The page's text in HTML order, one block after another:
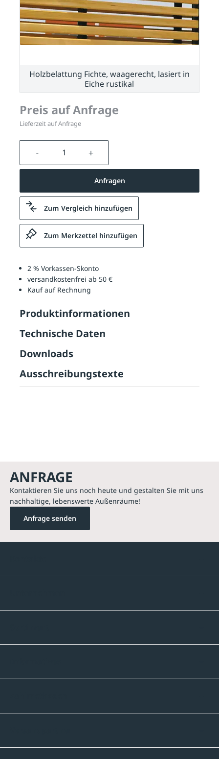
Preis auf Anfrage
Lieferzeit auf Anfrage
Produkt Anzahl: Gib den
Anfragen
Zum Vergleich hinzufügen
Zum Merkzettel hinzufügen
2 % Vorkassen-Skonto
versandkostenfrei ab 50 €
Kauf auf Rechnung
Produktinformationen
Technische Daten
Downloads
Ausschreibungstexte
Holzbelattung Fichte, waagerecht, lasiert in
Eiche rustikal
ANFRAGE
Kontaktieren Sie uns noch heute und gestalten Sie mit uns
nachhaltige, lebenswerte Außenräume!
Anfrage senden